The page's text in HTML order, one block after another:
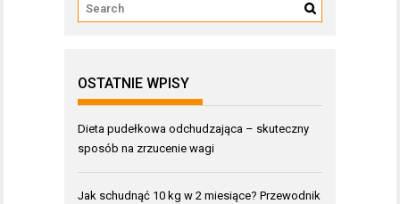
OSTATNIE WPISY
Dieta pudełkowa odchudzająca – skuteczny
sposób na zrzucenie wagi
Jak schudnąć 10 kg w 2 miesiące? Przewodnik